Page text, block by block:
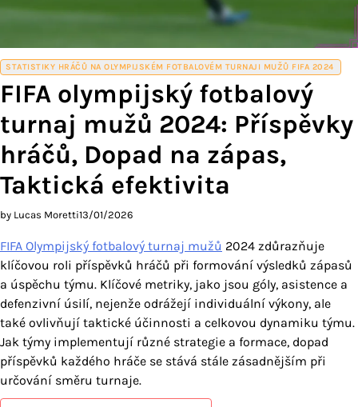
STATISTIKY HRÁČŮ NA OLYMPIJSKÉM FOTBALOVÉM TURNAJI MUŽŮ FIFA 2024
FIFA olympijský fotbalový
turnaj mužů 2024: Příspěvky
hráčů, Dopad na zápas,
Taktická efektivita
by Lucas Moretti13/01/2026
FIFA Olympijský fotbalový turnaj mužů 2024 zdůrazňuje
klíčovou roli příspěvků hráčů při formování výsledků zápasů
a úspěchu týmu. Klíčové metriky, jako jsou góly, asistence a
defenzivní úsilí, nejenže odrážejí individuální výkony, ale
také ovlivňují taktické účinnosti a celkovou dynamiku týmu.
Jak týmy implementují různé strategie a formace, dopad
příspěvků každého hráče se stává stále zásadnějším při
určování směru turnaje.